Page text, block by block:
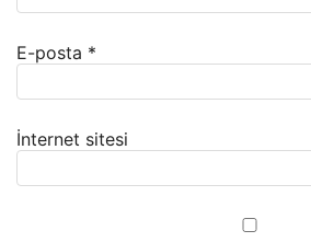
E-posta *
İnternet sitesi